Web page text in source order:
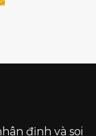
định và soi